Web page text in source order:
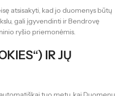
atsisakyti, kad jo duomenys būtų
gali įgyvendinti ir Bendrovę
ryšio priemonėmis.
IR JŲ